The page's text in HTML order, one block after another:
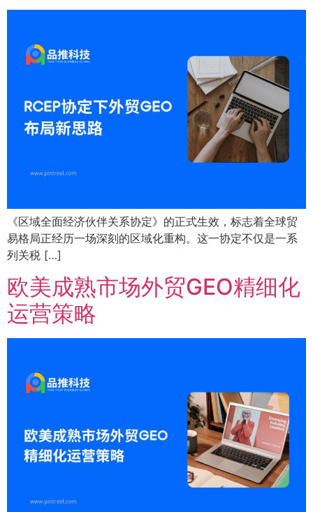
《区域全面经济伙伴关系协定》的正式生效，标志着全球贸
易格局正经历一场深刻的区域化重构。这一协定不仅是一系
列关税 […]
欧美成熟市场外贸GEO精细化
运营策略